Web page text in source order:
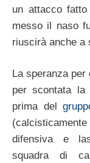
un attacco
messo il naso
riuscirà anche a
La speranza
per scontata la
prima del
difensiva e
squadra di